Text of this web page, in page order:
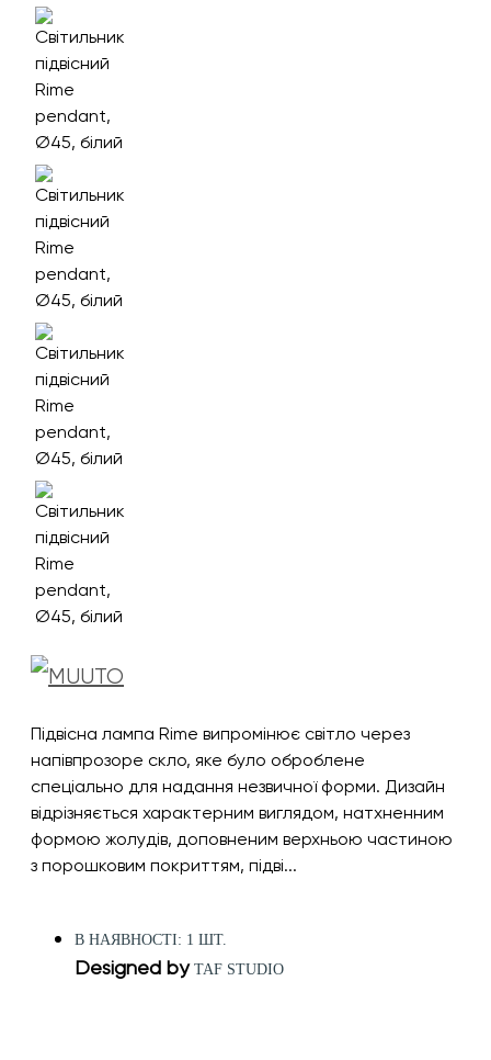
Підвісна лампа Rime випромінює світло через
напівпрозоре скло, яке було оброблене
спеціально для надання незвичної форми. Дизайн
відрізняється характерним виглядом, натхненним
формою жолудів, доповненим верхньою частиною
з порошковим покриттям, підві...
В НАЯВНОСТІ: 1 ШТ.
Designed by TAF STUDIO